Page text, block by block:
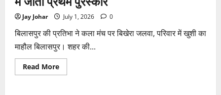
करोड़ों
का
टेंडर,
सरकार
तक
पहुंची
बात
Jay Johar July 1, 2026 0
बिलासपुर की प्रतिभा ने कला मंच पर बिखेरा जलवा, परिवार में खुशी का
माहौल बिलासपुर। शहर की...
Read MoreRead
more